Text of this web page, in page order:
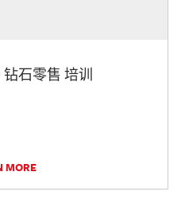
钻石零售 培训
MORE